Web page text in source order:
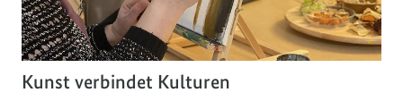
Kunst verbindet Kulturen